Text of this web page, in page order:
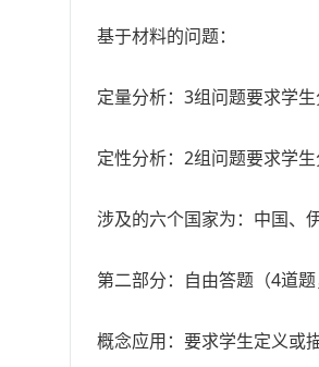
基于材料的问题：
定量分析：3组问题要求学
定性分析：2组问题要求学
涉及的六个国家为：中国、
第二部分：自由答题（4道
概念应用：要求学生定义或